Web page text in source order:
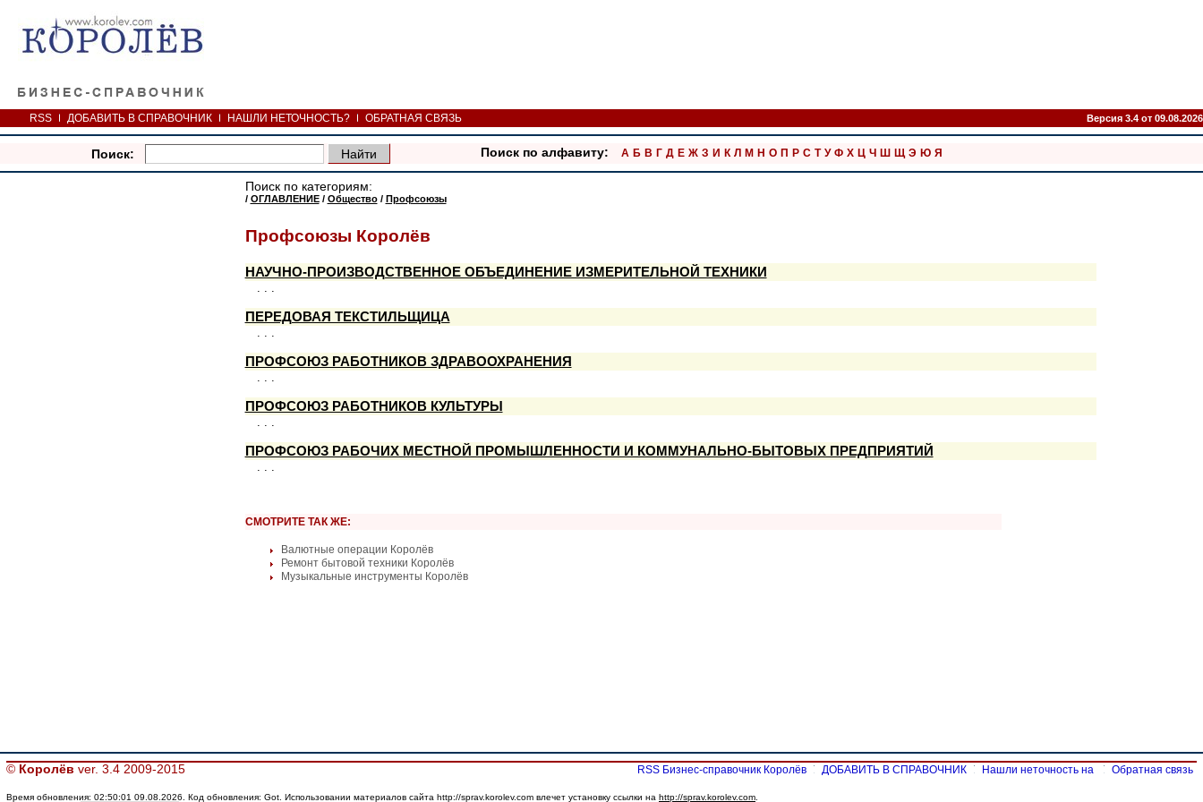
RSS ДОБАВИТЬ В СПРАВОЧНИК НАШЛИ НЕТОЧНОСТЬ? ОБРАТНАЯ СВЯЗЬ Версия 3.4 от 09.08.2026
Поиск: Поиск по алфавиту: А Б В Г Д Е Ж З И К Л М Н О П Р С Т У Ф Х Ц Ч Ш Щ Э Ю Я
Поиск по категориям:
/ ОГЛАВЛЕНИЕ/ Общество/ Профсоюзы
Профсоюзы Королёв
НАУЧНО-ПРОИЗВОДСТВЕННОЕ ОБЪЕДИНЕНИЕ ИЗМЕРИТЕЛЬНОЙ ТЕХНИКИ
. . .
ПЕРЕДОВАЯ ТЕКСТИЛЬЩИЦА
. . .
ПРОФСОЮЗ РАБОТНИКОВ ЗДРАВООХРАНЕНИЯ
. . .
ПРОФСОЮЗ РАБОТНИКОВ КУЛЬТУРЫ
. . .
ПРОФСОЮЗ РАБОЧИХ МЕСТНОЙ ПРОМЫШЛЕННОСТИ И КОММУНАЛЬНО-БЫТОВЫХ ПРЕДПРИЯТИЙ
. . .
СМОТРИТЕ ТАК ЖЕ:
Валютные операции Королёв
Ремонт бытовой техники Королёв
Музыкальные инструменты Королёв
© Королёв ver. 3.4 2009-2015 RSS Бизнес-справочник Королёв ДОБАВИТЬ В СПРАВОЧНИК Нашли неточность на Обратная связь
Время обновления: 02:50:01 09.08.2026. Код обновления: Got. Использовании материалов сайта http://sprav.korolev.com влечет установку ссылки на http://sprav.korolev.com